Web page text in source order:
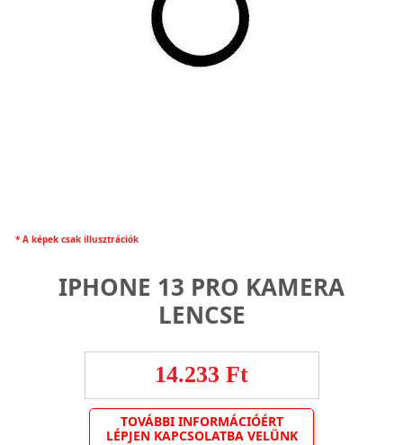
* A képek csak illusztrációk
IPHONE 13 PRO KAMERA
LENCSE
14.233 Ft
TOVÁBBI INFORMÁCIÓÉRT
LÉPJEN KAPCSOLATBA VELÜNK